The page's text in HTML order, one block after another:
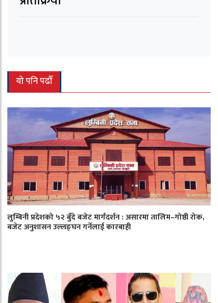
यो पनि पढौँ
लुम्बिनी प्रदेशको ५२ बुँदे बजेट मार्गदर्शन : असारमा तालिम–गोष्ठी रोक,
बजेट अनुशासन उल्लङ्घन गर्नेलाई कारबाही